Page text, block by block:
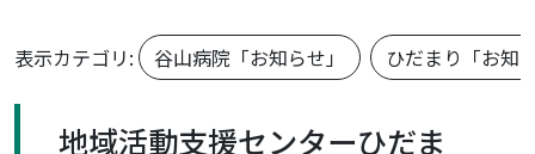
表示カテゴリ: 谷山病院「お知らせ」 ひだまり「お知
地域活動支援センターひだま